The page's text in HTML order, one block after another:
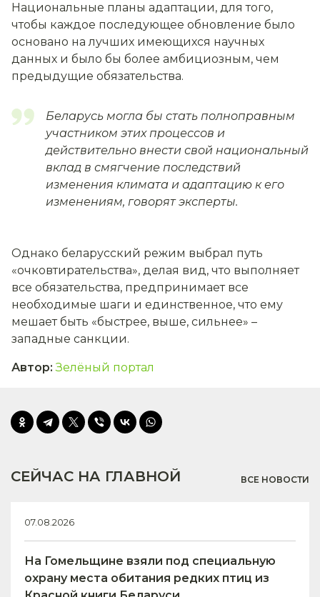
Национальные планы адаптации, для того,
чтобы каждое последующее обновление было
основано на лучших имеющихся научных
данных и было бы более амбициозным, чем
предыдущие обязательства.
Беларусь могла бы стать полноправным
участником этих процессов и
действительно внести свой национальный
вклад в смягчение последствий
изменения климата и адаптацию к его
изменениям, говорят эксперты.
Однако беларусский режим выбрал путь
«очковтирательства», делая вид, что выполняет
все обязательства, предпринимает все
необходимые шаги и единственное, что ему
мешает быть «быстрее, выше, сильнее» –
западные санкции.
Автор: Зелёный портал
СЕЙЧАС НА ГЛАВНОЙ ВСЕ НОВОСТИ
07.08.2026
На Гомельщине взяли под специальную
охрану места обитания редких птиц из